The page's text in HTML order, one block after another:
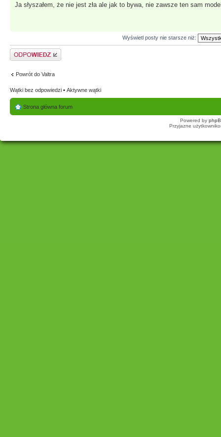
Ja słyszałem, że nie jest zła ale jak to bywa, nie zawsze ten sam
Wyświetl posty nie starsze niż:
Odpowiedz
Powrót do Valtra
Wątki bez odpowiedzi • Aktywne wątki
Strona główna forum
Powered by
Przyjazne